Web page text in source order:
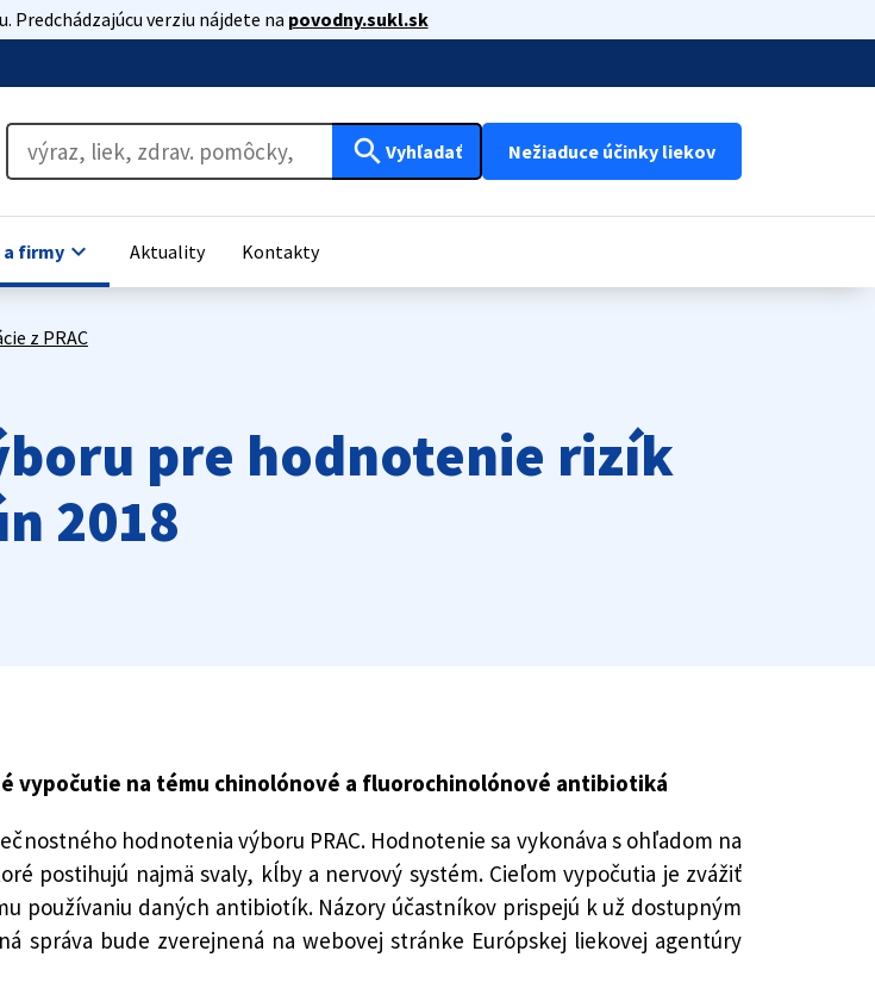
Predchádzajúcu verziu nájdete na povodny.sukl.sk
search Vyhľadať Nežiaduce účinky liekov
a firmy keyboard_arrow_down Aktuality Kontakty
z PRAC
pre hodnotenie rizík
2018
vypočutie na tému chinolónové a fluorochinolónové antibiotiká
hodnotenia výboru PRAC. Hodnotenie sa vykonáva s ohľadom na
postihujú najmä svaly, kĺby a nervový systém. Cieľom vypočutia je zvážiť
používaniu daných antibiotík. Názory účastníkov prispejú k už dostupným
správa bude zverejnená na webovej stránke Európskej liekovej agentúry